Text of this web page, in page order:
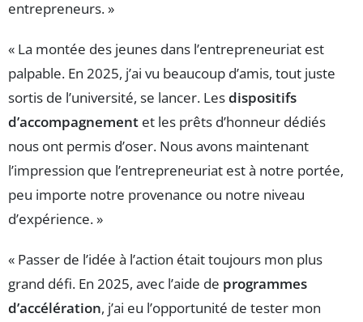
entrepreneurs. »
« La montée des jeunes dans l’entrepreneuriat est
palpable. En 2025, j’ai vu beaucoup d’amis, tout juste
sortis de l’université, se lancer. Lesdispositifs
d’accompagnement et les prêts d’honneur dédiés
nous ont permis d’oser. Nous avons maintenant
l’impression que l’entrepreneuriat est à notre portée,
peu importe notre provenance ou notre niveau
d’expérience. »
« Passer de l’idée à l’action était toujours mon plus
grand défi. En 2025, avec l’aide de programmes
d’accélération, j’ai eu l’opportunité de tester mon